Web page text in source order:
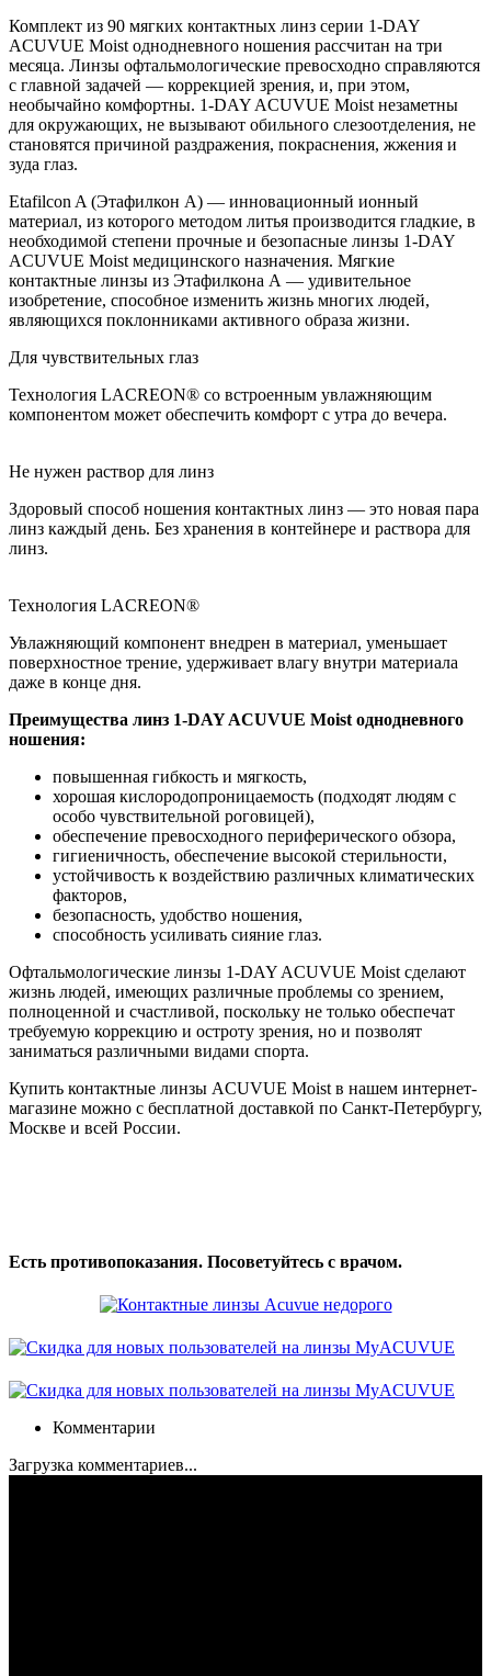
Комплект из 90 мягких контактных линз серии 1-DAY
ACUVUE Moist однодневного ношения рассчитан на три
месяца. Линзы офтальмологические превосходно справляются
с главной задачей — коррекцией зрения, и, при этом,
необычайно комфортны. 1-DAY ACUVUE Moist незаметны
для окружающих, не вызывают обильного слезоотделения, не
становятся причиной раздражения, покраснения, жжения и
зуда глаз.
Etafilcon A (Этафилкон А) — инновационный ионный
материал, из которого методом литья производится гладкие, в
необходимой степени прочные и безопасные линзы 1-DAY
ACUVUE Moist медицинского назначения. Мягкие
контактные линзы из Этафилкона А — удивительное
изобретение, способное изменить жизнь многих людей,
являющихся поклонниками активного образа жизни.
Для чувствительных глаз
Технология LACREON® со встроенным увлажняющим
компонентом может обеспечить комфорт с утра до вечера.
Не нужен раствор для линз
Здоровый способ ношения контактных линз — это новая пара
линз каждый день. Без хранения в контейнере и раствора для
линз.
Технология LACREON®
Увлажняющий компонент внедрен в материал, уменьшает
поверхностное трение, удерживает влагу внутри материала
даже в конце дня.
Преимущества линз 1-DAY ACUVUE Moist однодневного
ношения:
повышенная гибкость и мягкость,
хорошая кислородопроницаемость (подходят людям с
особо чувствительной роговицей),
обеспечение превосходного периферического обзора,
гигиеничность, обеспечение высокой стерильности,
устойчивость к воздействию различных климатических
факторов,
безопасность, удобство ношения,
способность усиливать сияние глаз.
Офтальмологические линзы 1-DAY ACUVUE Moist сделают
жизнь людей, имеющих различные проблемы со зрением,
полноценной и счастливой, поскольку не только обеспечат
требуемую коррекцию и остроту зрения, но и позволят
заниматься различными видами спорта.
Купить контактные линзы ACUVUE Moist в нашем интернет-
магазине можно с бесплатной доставкой по Санкт-Петербургу,
Москве и всей России.
Есть противопоказания. Посоветуйтесь с врачом.
Комментарии
Загрузка комментариев...